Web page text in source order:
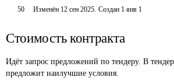
50 Изменён 12 сен 2025. Создан 1 янв 1
Стоимость контракта
Идёт запрос предложений по тендеру. В
предложит наилучшие условия.